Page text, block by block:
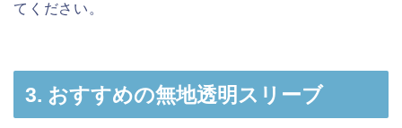
てください。
3. おすすめの無地透明スリーブ